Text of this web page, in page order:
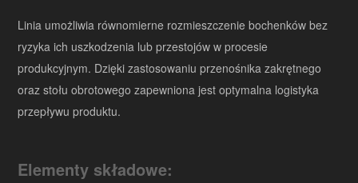
Linia umożliwia równomierne rozmieszczenie bochenków bez
ryzyka ich uszkodzenia lub przestojów w procesie
produkcyjnym. Dzięki zastosowaniu przenośnika zakrętnego
oraz stołu obrotowego zapewniona jest optymalna logistyka
przepływu produktu.
Elementy składowe: